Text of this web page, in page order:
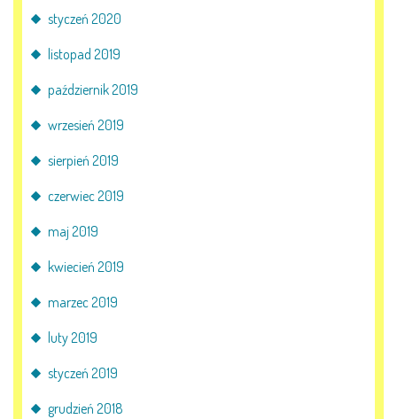
styczeń 2020
listopad 2019
październik 2019
wrzesień 2019
sierpień 2019
czerwiec 2019
maj 2019
kwiecień 2019
marzec 2019
luty 2019
styczeń 2019
grudzień 2018